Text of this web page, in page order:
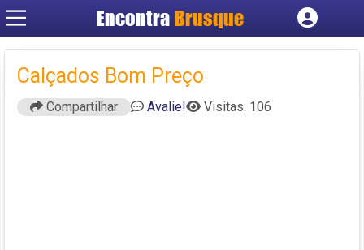
EncontraBrusque
Cadastrar empresa
Criar conta
Calçados Bom Preço
Compartilhar Avalie! Visitas: 106